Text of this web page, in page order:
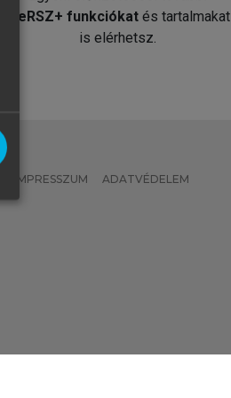
MeRSZ+ funkciókat és tartalmakat
is elérhetsz.
IMPRESSZUM ADATVÉDELEM